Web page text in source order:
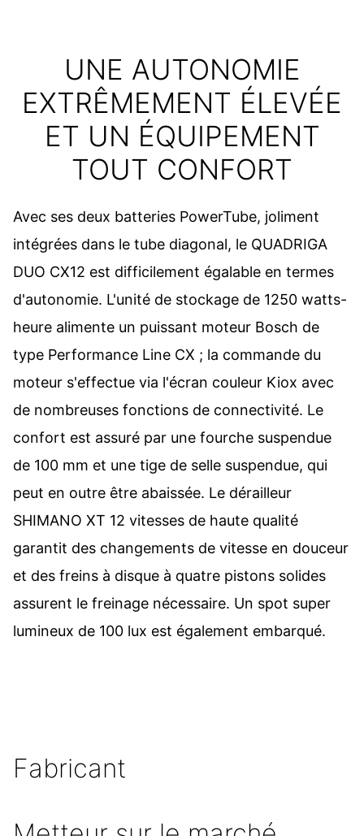
UNE AUTONOMIE
EXTRÊMEMENT ÉLEVÉE
ET UN ÉQUIPEMENT
TOUT CONFORT
Avec ses deux batteries PowerTube, joliment
intégrées dans le tube diagonal, le QUADRIGA
DUO CX12 est difficilement égalable en termes
d'autonomie. L'unité de stockage de 1250 watts-
heure alimente un puissant moteur Bosch de
type Performance Line CX ; la commande du
moteur s'effectue via l'écran couleur Kiox avec
de nombreuses fonctions de connectivité. Le
confort est assuré par une fourche suspendue
de 100 mm et une tige de selle suspendue, qui
peut en outre être abaissée. Le dérailleur
SHIMANO XT 12 vitesses de haute qualité
garantit des changements de vitesse en douceur
et des freins à disque à quatre pistons solides
assurent le freinage nécessaire. Un spot super
lumineux de 100 lux est également embarqué.
Fabricant